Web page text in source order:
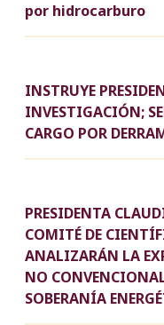
por hidrocarburo
INSTRUYE
INVESTIGACIÓN;
CARGO POR
PRESIDENTA
COMITÉ DE
ANALIZARÁN LA
NO
SOBERANÍA